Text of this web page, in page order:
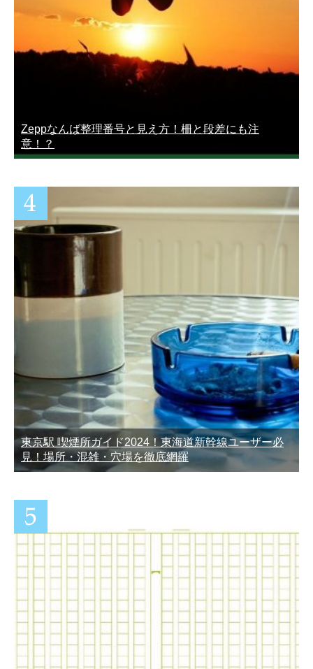
Zeppなんば整理番号と見え方！柵と段差にも注
意！？
東京駅 喫煙所ガイド2024！東海道新幹線ユーザー必
見！場所・混雑・穴場を徹底網羅